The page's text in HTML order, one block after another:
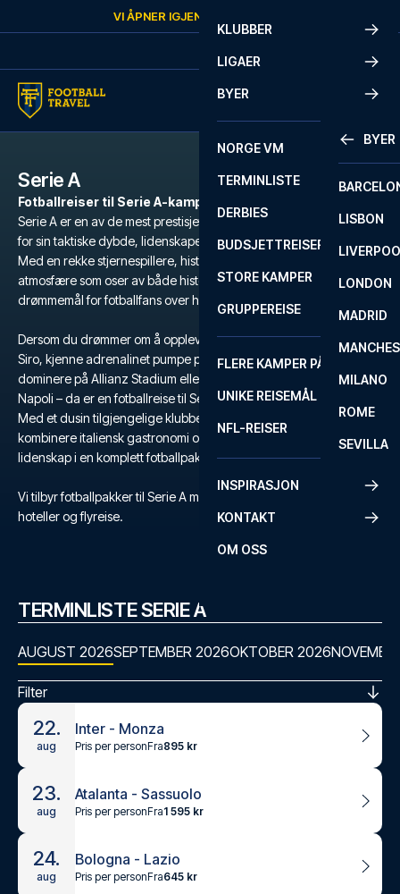
VI ÅPNER IGJEN
KLUBBER
LIGAER
BYER
BYER
LISBON
LONDON
MADRID
MILANO
ROME
SEVILLA
NORGE VM
TERMINLISTE
DERBIES
BUDSJETTREISER
STORE KAMPER
GRUPPEREISE
FLERE KAMPER PÅ ÉN REISE
UNIKE REISEMÅL
NFL-REISER
INSPIRASJON
KONTAKT
OM OSS
Serie A
Fotballreiser til Serie A-kamper
Serie A er en av de mest prestisjefylte fotballigaene i verden, kjent
for sin taktiske dybde, lidenskapelige fans og ikoniske klubber.
Med en rekke stjernespillere, historiske rivaloppgjør og en
atmosfære som oser av både historie og intensitet, er Serie A et
drømmemål for fotballfans over hele verden.
Dersom du drømmer om å oppleve den unike stemningen på San
Siro, kjenne adrenalinet pumpe på Stadio Olimpico, se Juventus
dominere på Allianz Stadium eller følge i Maradonas fotspor i
Napoli – da er en fotballreise til Serie A den ultimate opplevelsen.
Med et dusin tilgjengelige klubber, har du mulighet til å
kombinere italiensk gastronomi og kultur med verdens største
lidenskap i en komplett fotballpakke til Serie A.
Vi tilbyr fotballpakker til Serie A med kampbilletter, utvalgte
hoteller og flyreise.
TERMINLISTE SERIE A
AUGUST 2026SEPTEMBER 2026OKTOBER 2026
Filter
22.
aug
Inter - Monza
Pris per personFra895 kr
23.
aug
Atalanta - Sassuolo
Pris per personFra1 595 kr
24.
aug
Bologna - Lazio
Pris per personFra645 kr